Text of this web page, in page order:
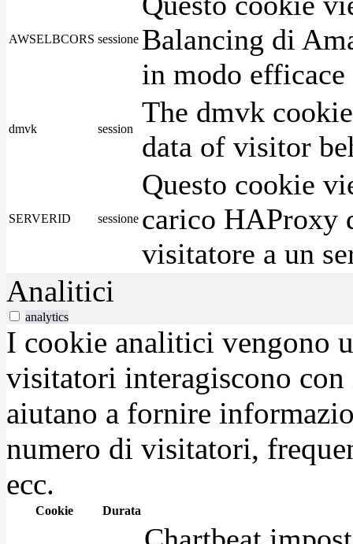
AWSELBCORS sessione Balancing di
in modo
dmvk session
The dmvk
data of visitor
SERVERID sessione
Questo cookie
carico HAProxy
visitatore a un
Analitici
analytics
I cookie analitici vengono
visitatori interagiscono
aiutano a fornire
numero di visitatori,
ecc.
Cookie Durata